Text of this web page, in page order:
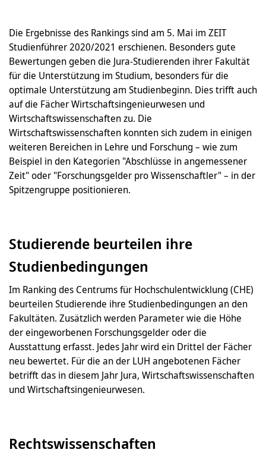
Die Ergebnisse des Rankings sind am 5. Mai im ZEIT
Studienführer 2020/2021 erschienen. Besonders gute
Bewertungen geben die Jura-Studierenden ihrer Fakultät
für die Unterstützung im Studium, besonders für die
optimale Unterstützung am Studienbeginn. Dies trifft auch
auf die Fächer Wirtschaftsingenieurwesen und
Wirtschaftswissenschaften zu. Die
Wirtschaftswissenschaften konnten sich zudem in einigen
weiteren Bereichen in Lehre und Forschung – wie zum
Beispiel in den Kategorien "Abschlüsse in angemessener
Zeit" oder "Forschungsgelder pro Wissenschaftler" – in der
Spitzengruppe positionieren.
Studierende beurteilen ihre
Studienbedingungen
Im Ranking des Centrums für Hochschulentwicklung (CHE)
beurteilen Studierende ihre Studienbedingungen an den
Fakultäten. Zusätzlich werden Parameter wie die Höhe
der eingeworbenen Forschungsgelder oder die
Ausstattung erfasst. Jedes Jahr wird ein Drittel der Fächer
neu bewertet. Für die an der LUH angebotenen Fächer
betrifft das in diesem Jahr Jura, Wirtschaftswissenschaften
und Wirtschaftsingenieurwesen.
Rechtswissenschaften